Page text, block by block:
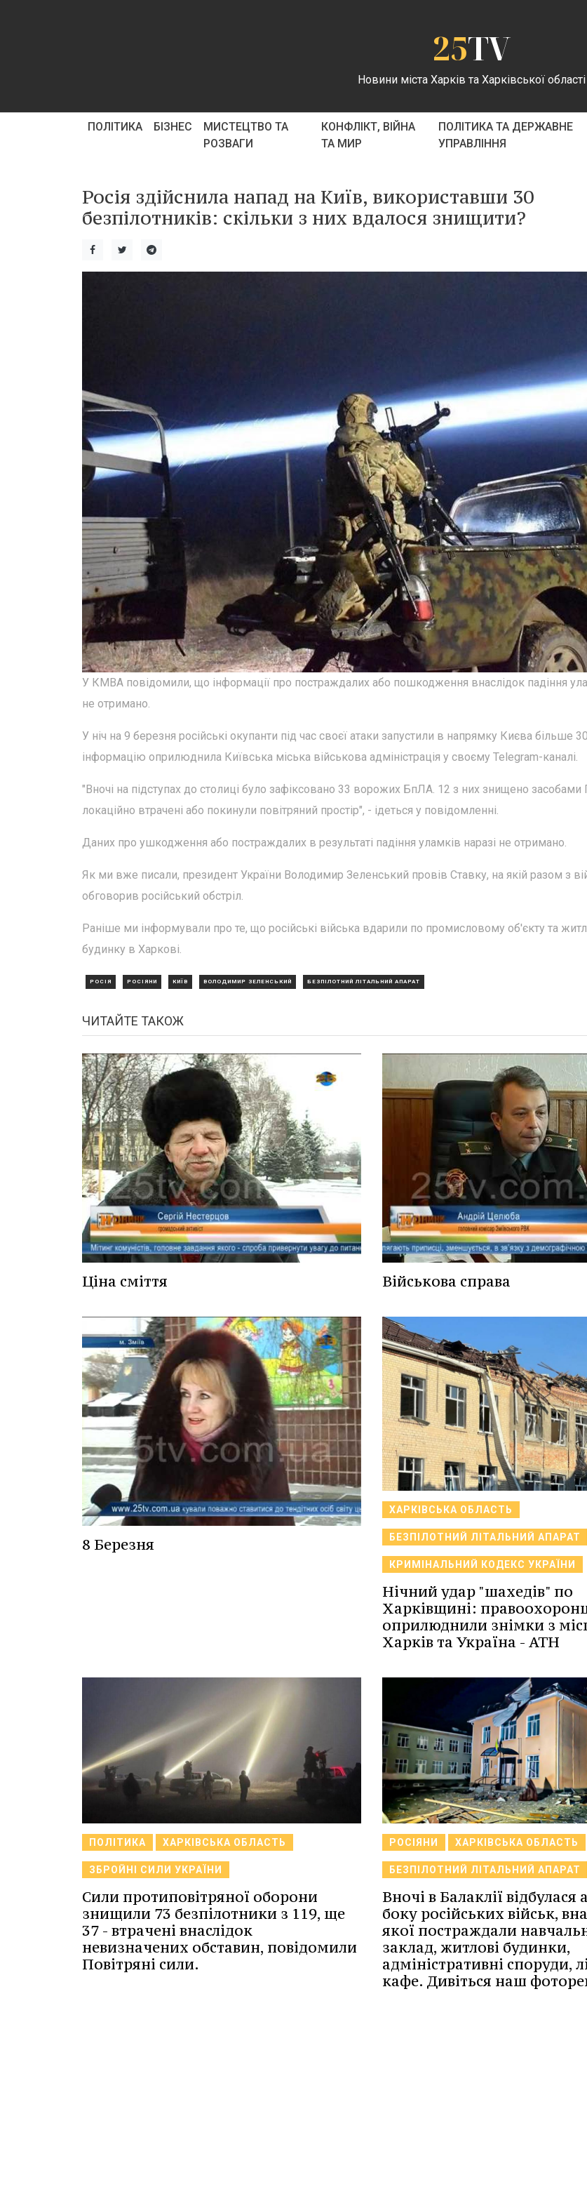
25TV
Новини міста Харків та Харківської області
ПОЛІТИКА БІЗНЕС
МИСТЕЦТВО ТА
РОЗВАГИ
КОНФЛІКТ, ВІЙНА
ТА МИР
ПОЛІТИКА ТА ДЕРЖАВНЕ
УПРАВЛІННЯ
Росія здійснила напад на Київ, використавши 30
безпілотників: скільки з них вдалося знищити?
У КМВА повідомили, що інформації про постраждалих або пошкодження внаслідок падіння
не отримано.
У ніч на 9 березня російські окупанти під час своєї атаки запустили в напрямку Києва більше
інформацію оприлюднила Київська міська військова адміністрація у своєму Telegram-каналі.
"Вночі на підступах до столиці було зафіксовано 33 ворожих БпЛА. 12 з них знищено
локаційно втрачені або покинули повітряний простір", - ідеться у повідомленні.
Даних про ушкодження або постраждалих в результаті падіння уламків наразі не отримано.
Як ми вже писали, президент України Володимир Зеленський провів Ставку, на якій разом з
обговорив російський обстріл.
Раніше ми інформували про те, що російські війська вдарили по промисловому об'єкту та
будинку в Харкові.
РОСІЯ РОСІЯНИ КИЇВ ВОЛОДИМИР ЗЕЛЕНСЬКИЙ БЕЗПІЛОТНИЙ ЛІТАЛЬНИЙ АПАРАТ
ЧИТАЙТЕ ТАКОЖ
Ціна сміття Військова справа
8 Березня
ХАРКІВСЬКА ОБЛАСТЬ
БЕЗПІЛОТНИЙ ЛІТАЛЬНИЙ АПАРАТ
КРИМІНАЛЬНИЙ КОДЕКС УКРАЇНИ
Нічний удар "шахедів" по
Харківщині:
оприлюднили знімки з
Харків та Україна - АТН
ПОЛІТИКА ХАРКІВСЬКА ОБЛАСТЬ
ЗБРОЙНІ СИЛИ УКРАЇНИ
Сили протиповітряної оборони
знищили 73 безпілотники з 119, ще
37 - втрачені внаслідок
невизначених обставин, повідомили
Повітряні сили.
РОСІЯНИ ХАРКІВСЬКА ОБЛАСТЬ
БЕЗПІЛОТНИЙ ЛІТАЛЬНИЙ АПАРАТ
Вночі в Балаклії відбулася
боку російських військ,
якої постраждали
заклад, житлові будинки,
адміністративні споруди,
кафе. Дивіться наш